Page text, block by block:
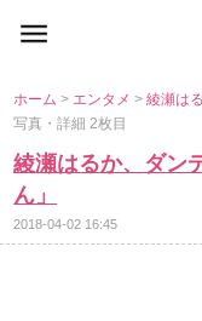
ホーム> エンタメ>綾瀬は
写真・詳細 2枚目
綾瀬はるか、ダン
ん」
2018-04-02 16:45